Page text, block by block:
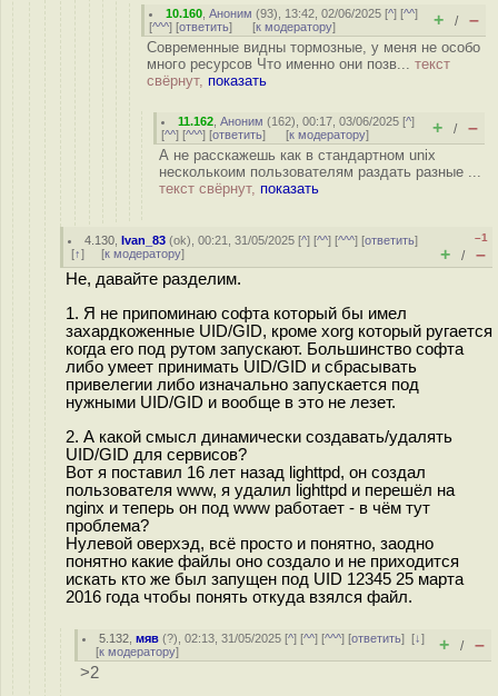
10.160 ,Аноним (93), 13:42, 02/06/2025 [^] [^^]
[^^^] [ответить] [к модератору] + / –
Современные видны тормозные, у меня не особо
много ресурсов Что именно они позв... текст
свёрнут, показать
11.162 ,Аноним (162), 00:17, 03/06/2025 [^]
[^^] [^^^] [ответить] [к модератору] + / –
А не расскажешь как в стандартном unix
несколькоим пользователям раздать разные ...
текст свёрнут, показать
4.130 ,Ivan_83 (ok), 00:21, 31/05/2025 [^] [^^] [^^^] [ответить]
[↑] [к модератору]
–1
+ / –
Не, давайте разделим.
1. Я не припоминаю софта который бы имел
захардкоженные UID/GID, кроме xorg который ругается
когда его под рутом запускают. Большинство софта
либо умеет принимать UID/GID и сбрасывать
привелегии либо изначально запускается под
нужными UID/GID и вообще в это не лезет.
2. А какой смысл динамически создавать/удалять
UID/GID для сервисов?
Вот я поставил 16 лет назад lighttpd, он создал
пользователя www, я удалил lighttpd и перешёл на
nginx и теперь он под www работает - в чём тут
проблема?
Нулевой оверхэд, всё просто и понятно, заодно
понятно какие файлы оно создало и не приходится
искать кто же был запущен под UID 12345 25 марта
2016 года чтобы понять откуда взялся файл.
5.132 ,мяв (?), 02:13, 31/05/2025 [^] [^^] [^^^] [ответить][↓]
[к модератору] + / –
>2